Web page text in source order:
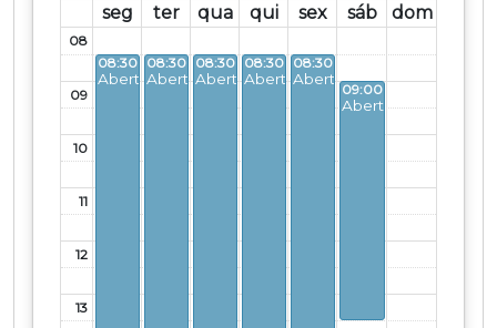
seg ter qua qui sex sáb dom
08
09
10
11
12
13
08:30 - 17:00
Aberto
08:30 - 17:00
Aberto
08:30 - 17:00
Aberto
08:30 - 17:00
Aberto
08:30 - 17:00
Aberto
09:00 - 13:30
Aberto